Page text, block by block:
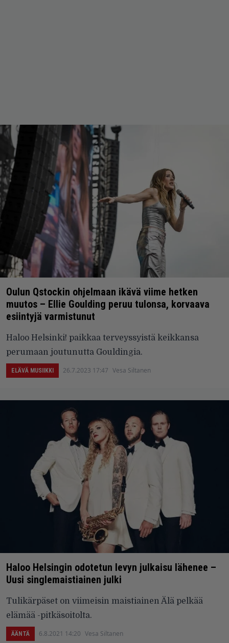
Oulun Qstockin ohjelmaan ikävä viime hetken
muutos – Ellie Goulding peruu tulonsa, korvaava
esiintyjä varmistunut
Haloo Helsinki! paikkaa terveyssyistä keikkansa
perumaan joutunutta Gouldingia.
ELÄVÄ MUSIIKKI 26.7.2023 17:47 Vesa Siltanen
Haloo Helsingin odotetun levyn julkaisu lähenee –
Uusi singlemaistiainen julki
Tulikärpäset on viimeisin maistiainen Älä pelkää
elämää -pitkäsoitolta.
ÄÄNTÄ 6.8.2021 14:20 Vesa Siltanen